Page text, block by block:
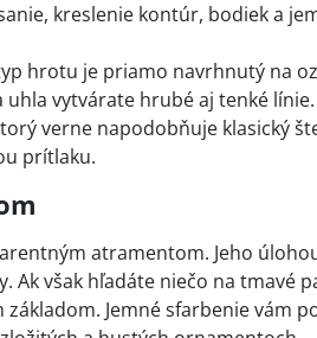
kreslenie kontúr, bodiek a
hrotu je priamo navrhnutý na
vytvárate hrubé aj tenké línie.
verne napodobňuje klasický
prítlaku.
atramentom. Jeho
však hľadáte niečo na tmavé
Jemné sfarbenie vám